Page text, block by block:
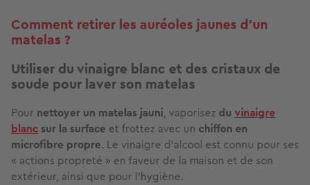
Comment retirer les auréoles jaunes d’un
matelas ?
Utiliser du vinaigre blanc et des cristaux de
soude pour laver son matelas
Pour nettoyer un matelas jauni, vaporisez du vinaigre
blancsur la surface et frottez avec un chiffon en
microfibre propre. Le vinaigre d'alcool est connu pour ses
« actions propreté » en faveur de la maison et de son
extérieur, ainsi que pour l’hygiène.